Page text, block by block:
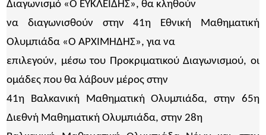
Διαγωνισμό «Ο ΕΥΚΛΕΙΔΗΣ», θα κληθούν
να διαγωνισθούν στην 41η Εθνική Μαθηματική
Ολυμπιάδα «Ο ΑΡΧΙΜΗΔΗΣ», για να
επιλεγούν, μέσω του Προκριματικού Διαγωνισμού, οι
ομάδες που θα λάβουν μέρος στην
41η Βαλκανική Μαθηματική Ολυμπιάδα, στην 65η
Διεθνή Μαθηματική Ολυμπιάδα, στην 28η